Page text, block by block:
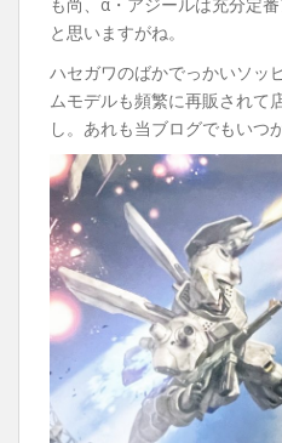
と思いますがね。
ハセガワのばかでっかいソッ
ムモデルも頻繁に再販されて
し。あれも当ブログでもいつ